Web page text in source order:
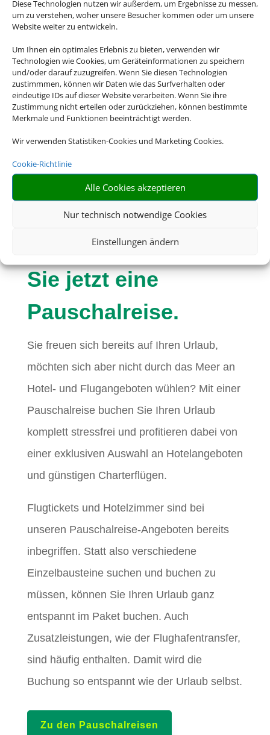
Diese Technologien nutzen wir außerdem, um Ergebnisse zu messen,
um zu verstehen, woher unsere Besucher kommen oder um unsere
Website weiter zu entwickeln.
Um Ihnen ein optimales Erlebnis zu bieten, verwenden wir
Technologien wie Cookies, um Geräteinformationen zu speichern
und/oder darauf zuzugreifen. Wenn Sie diesen Technologien
zustimmmen, können wir Daten wie das Surfverhalten oder
eindeutige IDs auf dieser Website verarbeiten. Wenn Sie ihre
Zustimmung nicht erteilen oder zurückziehen, können bestimmte
Merkmale und Funktionen beeinträchtigt werden.
Wir verwenden Statistiken-Cookies und Marketing Cookies.
Cookie-Richtlinie
Alle Cookies akzeptieren
Nur technisch notwendige Cookies
Einstellungen ändern
Eine Buchung –
alles drin. Buchen
Sie jetzt eine
Pauschalreise.
Sie freuen sich bereits auf Ihren Urlaub,
möchten sich aber nicht durch das Meer an
Hotel- und Flugangeboten wühlen? Mit einer
Pauschalreise buchen Sie Ihren Urlaub
komplett stressfrei und profitieren dabei von
einer exklusiven Auswahl an Hotelangeboten
und günstigen Charterflügen.
Flugtickets und Hotelzimmer sind bei
unseren Pauschalreise-Angeboten bereits
inbegriffen. Statt also verschiedene
Einzelbausteine suchen und buchen zu
müssen, können Sie Ihren Urlaub ganz
entspannt im Paket buchen. Auch
Zusatzleistungen, wie der Flughafentransfer,
sind häufig enthalten. Damit wird die
Buchung so entspannt wie der Urlaub selbst.
Zu den Pauschalreisen